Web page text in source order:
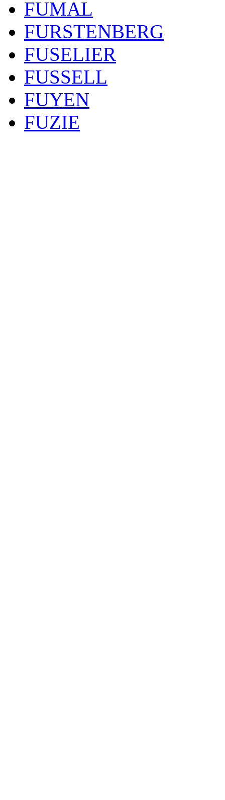
FUMAL
FURSTENBERG
FUSELIER
FUSSELL
FUYEN
FUZIE